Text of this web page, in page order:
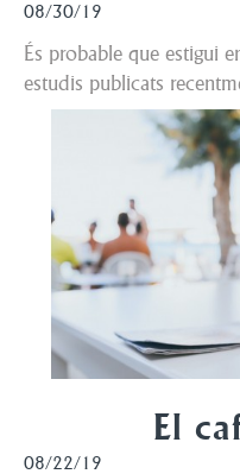
08/30/19
És probable que estigui
estudis publicats
El
08/22/19